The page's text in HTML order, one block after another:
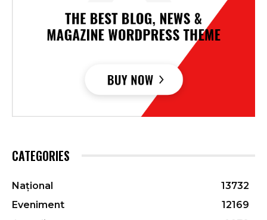
CATEGORIES
Național
13732
Eveniment
12169